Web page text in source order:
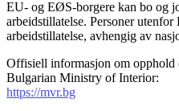
EU- og EØS-borgere kan bo og
arbeidstillatelse. Personer
arbeidstillatelse, avhengig av
Offisiell informasjon om opphold
Bulgarian Ministry of Interior:
https://mvr.bg